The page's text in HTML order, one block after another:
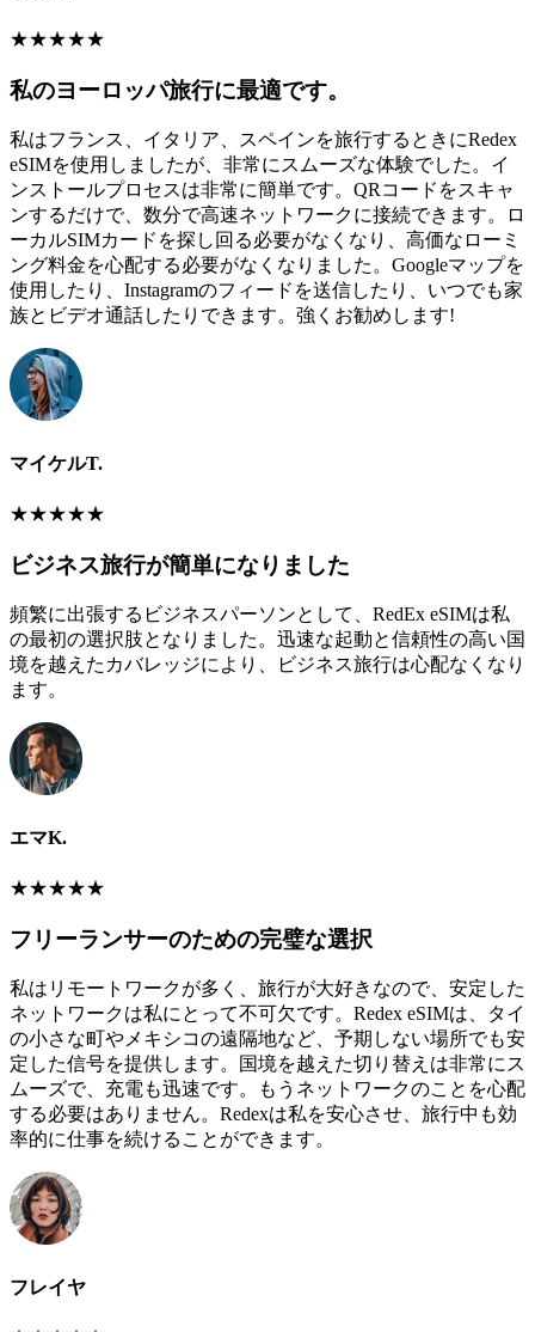
★★★★★
私のヨーロッパ旅行に最適です。
私はフランス、イタリア、スペインを旅行するときにRedex
eSIMを使用しましたが、非常にスムーズな体験でした。イ
ンストールプロセスは非常に簡単です。QRコードをスキャ
ンするだけで、数分で高速ネットワークに接続できます。ロ
ーカルSIMカードを探し回る必要がなくなり、高価なローミ
ング料金を心配する必要がなくなりました。Googleマップを
使用したり、Instagramのフィードを送信したり、いつでも家
族とビデオ通話したりできます。強くお勧めします!
マイケルT.
★★★★★
ビジネス旅行が簡単になりました
頻繁に出張するビジネスパーソンとして、RedEx eSIMは私
の最初の選択肢となりました。迅速な起動と信頼性の高い国
境を越えたカバレッジにより、ビジネス旅行は心配なくなり
ます。
エマK.
★★★★★
フリーランサーのための完璧な選択
私はリモートワークが多く、旅行が大好きなので、安定した
ネットワークは私にとって不可欠です。Redex eSIMは、タイ
の小さな町やメキシコの遠隔地など、予期しない場所でも安
定した信号を提供します。国境を越えた切り替えは非常にス
ムーズで、充電も迅速です。もうネットワークのことを心配
する必要はありません。Redexは私を安心させ、旅行中も効
率的に仕事を続けることができます。
フレイヤ